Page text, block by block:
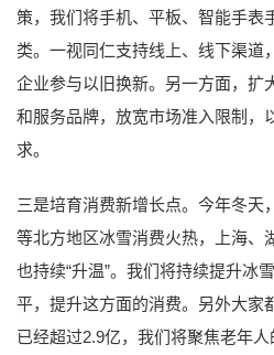
策，我们将手机、平板、智能手表
类。一视同仁支持线上、线下渠道
企业参与以旧换新。另一方面，扩
和服务品牌，放宽市场准入限制，
求。
三是培育消费新增长点。今年冬天
等北方地区冰雪消费火热，上海、
也持续“升温”。我们将持续提升冰
平，提升这方面的消费。另外大家
已经超过2.9亿，我们将聚焦老年